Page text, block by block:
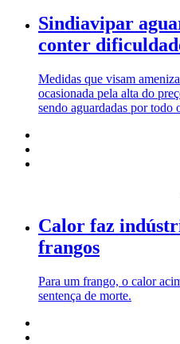
Sindiavipar
conter
Medidas que visam
ocasionada pela alta do
sendo aguardadas por todo
Calor faz
frangos
Para um frango, o calor
sentença de morte.